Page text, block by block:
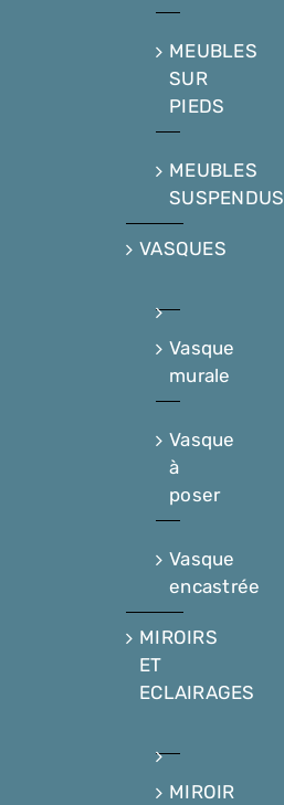
MEUBLES
SUR
PIEDS
MEUBLES
SUSPENDUS
VASQUES
Vasque
murale
Vasque
à
poser
Vasque
encastrée
MIROIRS
ET
ECLAIRAGES
MIROIR